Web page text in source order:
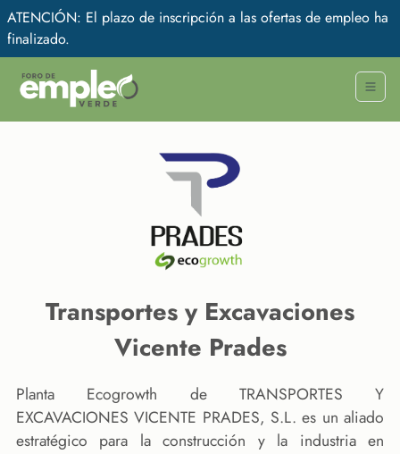
ATENCIÓN: El plazo de inscripción a las ofertas de empleo ha
finalizado.
Transportes y Excavaciones
Vicente Prades
Planta Ecogrowth de TRANSPORTES Y
EXCAVACIONES VICENTE PRADES, S.L. es un aliado
estratégico para la construcción y la industria en